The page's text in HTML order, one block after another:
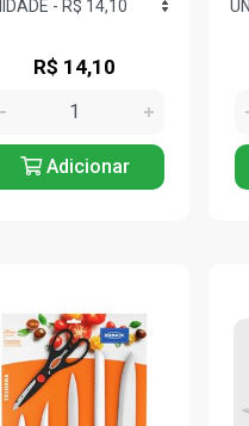
R$ 14,10
Adicionar